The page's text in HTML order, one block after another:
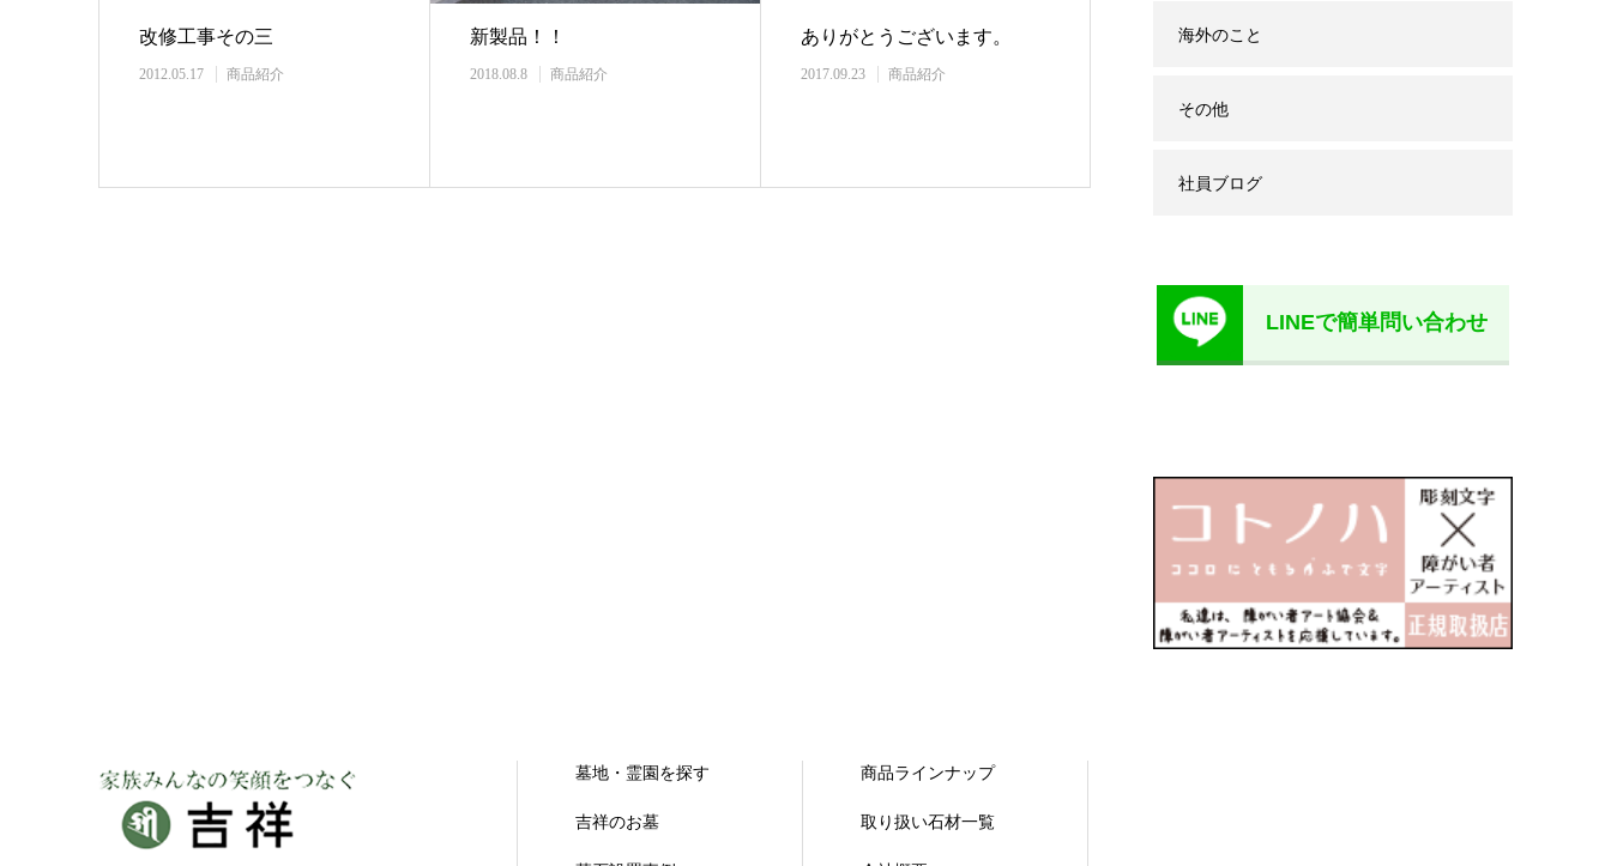
改修工事その三
2012.05.17 商品紹介
新製品！！
2018.08.8 商品紹介
ありがとうございます。
2017.09.23 商品紹介
海外のこと
その他
社員ブログ
LINEで簡単問い合わせ
墓地・霊園を探す
吉祥のお墓
商品ラインナップ
取り扱い石材一覧